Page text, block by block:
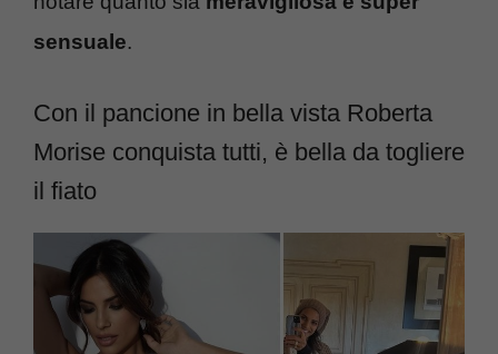
sensuale.
Con il pancione in bella vista Roberta
Morise conquista tutti, è bella da togliere
il fiato